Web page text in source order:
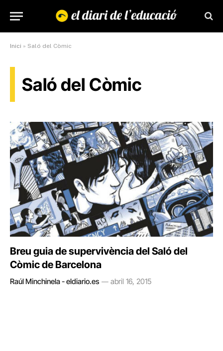
Inici » Saló del Còmic
Saló del Còmic
Breu guia de supervivència del Saló del
Còmic de Barcelona
Raúl Minchinela - eldiario.es abril 16, 2015